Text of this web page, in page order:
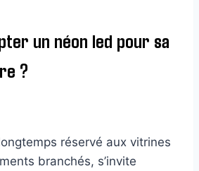
un néon led pour sa
?
réservé aux vitrines
branchés, s’invite